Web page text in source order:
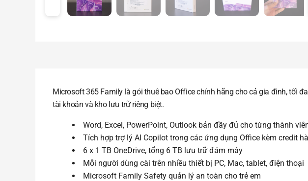
Microsoft 365 Family là gói thuê bao Office chính hãng cho cả gia đình, tối
tài khoản và kho lưu trữ riêng biệt.
Word, Excel, PowerPoint, Outlook bản đầy đủ cho từng thành
Tích hợp trợ lý AI Copilot trong các ứng dụng Office kèm credit
6 x 1 TB OneDrive, tổng 6 TB lưu trữ đám mây
Mỗi người dùng cài trên nhiều thiết bị PC, Mac, tablet, điện thoại
Microsoft Family Safety quản lý an toàn cho trẻ em